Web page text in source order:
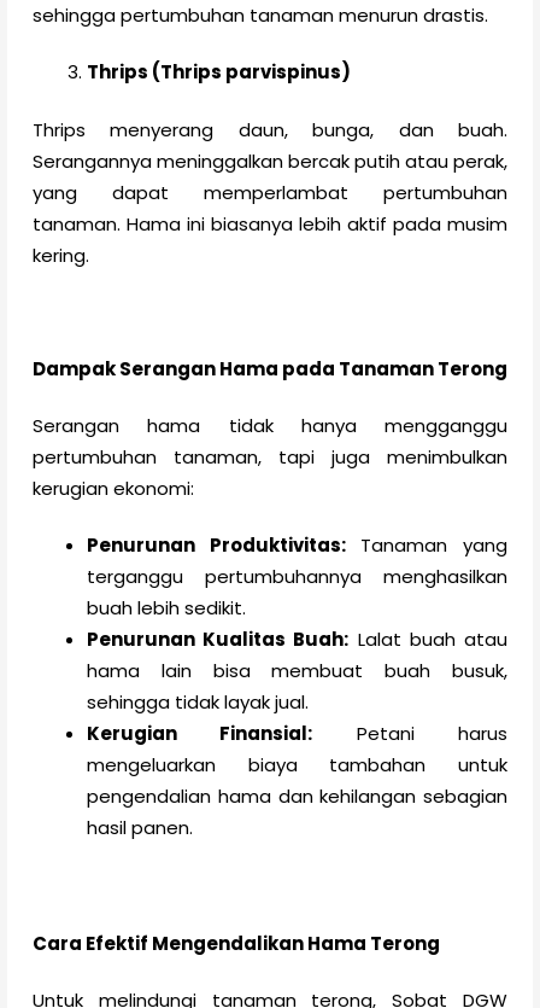
sehingga pertumbuhan tanaman menurun drastis.
Thrips (Thrips parvispinus)
Thrips menyerang daun, bunga, dan buah.
Serangannya meninggalkan bercak putih atau perak,
yang dapat memperlambat pertumbuhan
tanaman. Hama ini biasanya lebih aktif pada musim
kering.
Dampak Serangan Hama pada Tanaman Terong
Serangan hama tidak hanya mengganggu
pertumbuhan tanaman, tapi juga menimbulkan
kerugian ekonomi:
Penurunan Produktivitas:Tanaman yang
terganggu pertumbuhannya menghasilkan
buah lebih sedikit.
Penurunan Kualitas Buah: Lalat buah atau
hama lain bisa membuat buah busuk,
sehingga tidak layak jual.
Kerugian Finansial: Petani harus
mengeluarkan biaya tambahan untuk
pengendalian hama dan kehilangan sebagian
hasil panen.
Cara Efektif Mengendalikan Hama Terong
Untuk melindungi tanaman terong, Sobat DGW